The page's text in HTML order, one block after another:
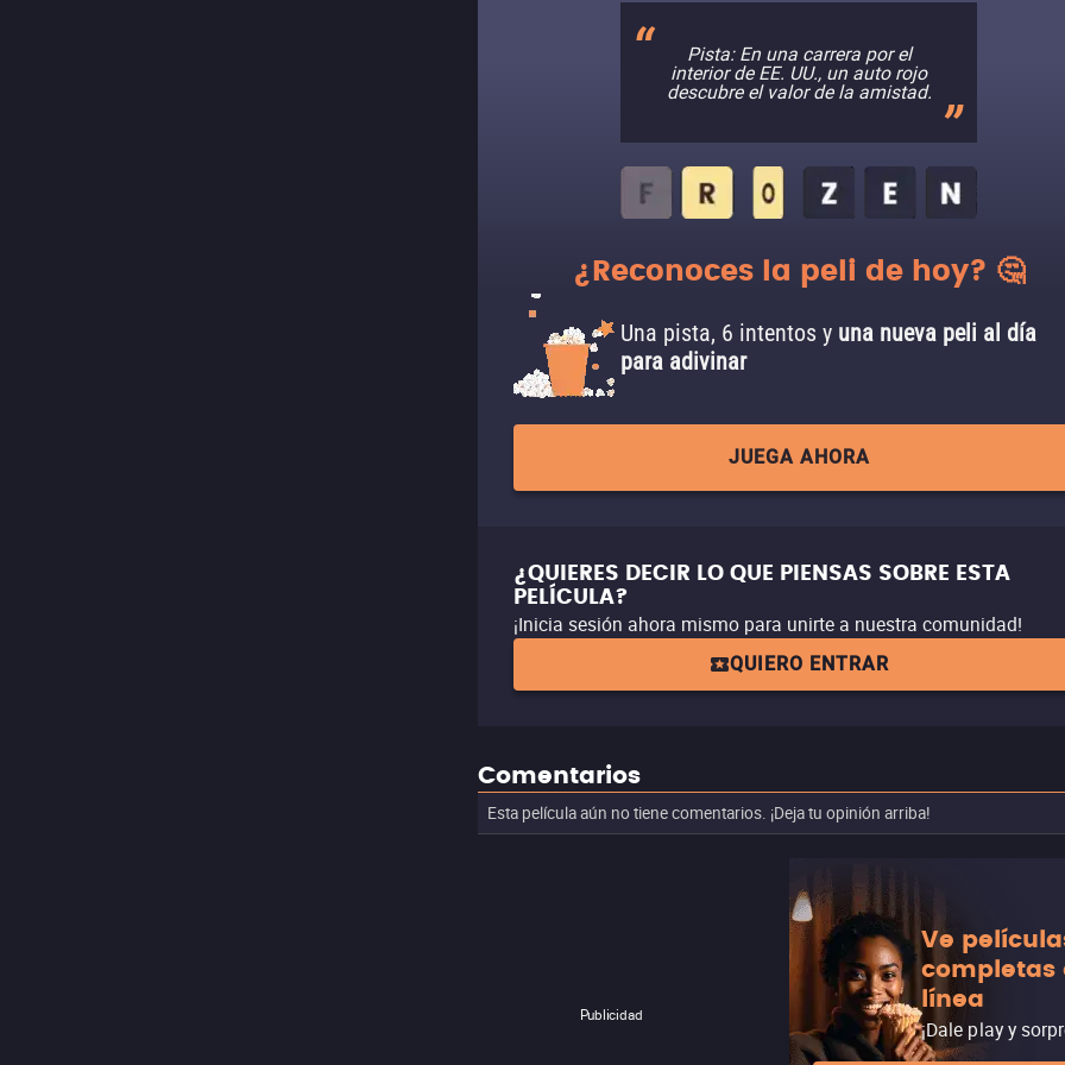
Pista: En una carrera por el
interior de EE. UU., un auto rojo
descubre el valor de la amistad.
¿Reconoces la peli de hoy? 🤔
Una pista, 6 intentos y una nueva peli al día
para adivinar
JUEGA AHORA
¿QUIERES DECIR LO QUE PIENSAS SOBRE ESTA
PELÍCULA?
¡Inicia sesión ahora mismo para unirte a nuestra comunidad!
QUIERO ENTRAR
Comentarios
Esta película aún no tiene comentarios. ¡Deja tu opinión arriba!
Publicidad
Ve
completas
línea
¡Dale play y